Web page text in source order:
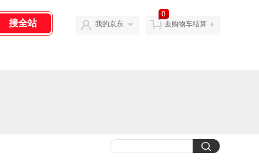
我的京东
0
去购物车结算